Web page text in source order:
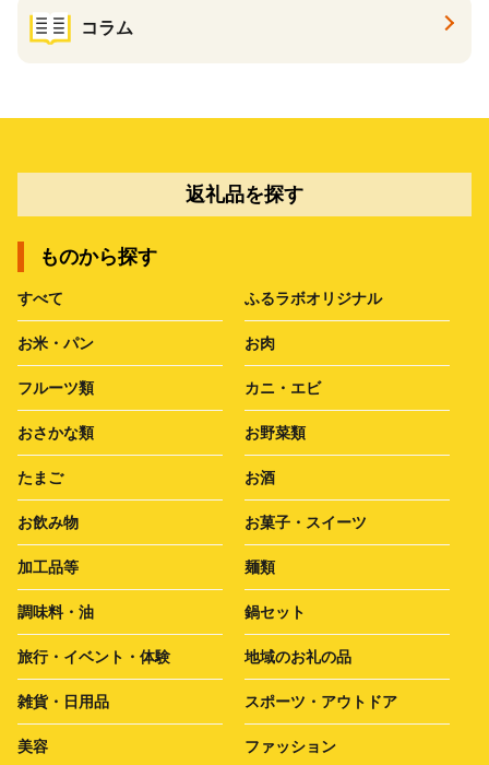
コラム
返礼品を探す
ものから探す
すべて ふるラボオリジナル
お米・パン お肉
フルーツ類 カニ・エビ
おさかな類 お野菜類
たまご お酒
お飲み物 お菓子・スイーツ
加工品等 麺類
調味料・油 鍋セット
旅行・イベント・体験 地域のお礼の品
雑貨・日用品 スポーツ・アウトドア
美容 ファッション